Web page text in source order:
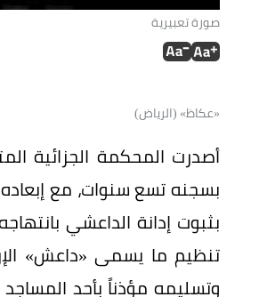
صورة تعبيرية
«عكاظ» (الرياض)
أصدرت المحكمة الجزائية
بسجنه تسع سنوات، مع
بثبوت إدانة الداعشي
تنظيم ما يسمى «داعش»
وتسليمه مؤذناً بأحد